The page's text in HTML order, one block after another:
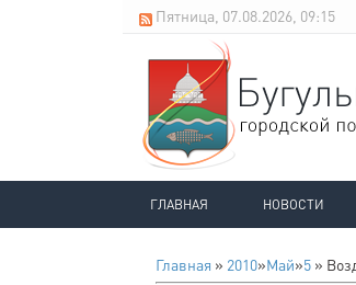
Пятница, 07.08.2026, 09:15
ГЛАВНАЯ НОВОСТИ
Главная » 2010»Май»5 »